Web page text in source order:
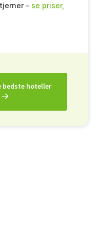
– se priser,
bedste hoteller